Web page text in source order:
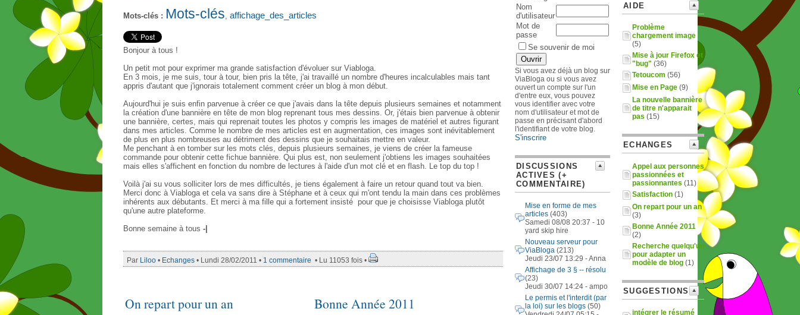
Mots-clés : Mots-clés affichage_des_articles
Bonjour à tous !
Un petit mot pour exprimer ma grande satisfaction d'évoluer sur Viabloga.
En 3 mois, je me suis, tour à tour, bien pris la tête, j'ai travaillé un nombre d'heures incalculables mais tant
appris d'autant que j'ignorais totalement comment créer un blog à mon début.
Aujourd'hui je suis enfin parvenue à créer ce que j'avais dans la tête depuis plusieurs semaines et notamment
la création d'une bannière en tête de mon blog reprenant tous mes dessins. Or, j'étais bien parvenue à obtenir
une bannière, certes, mais qui reprenait toutes les photos y compris les images de matériel et autres figurant
dans mes articles. Comme le nombre de mes articles est en augmentation, ces images sont inévitablement
de plus en plus nombreuses au détriment des dessins que je souhaitais mettre en valeur.
Me penchant à en tomber sur les mots clés, depuis plusieurs semaines, je viens de créer la fameuse
commande pour obtenir cette fichue bannière. Qui plus est, non seulement j'obtiens les images souhaitées
mais elles s'affichent en fonction du nombre de lectures à l'aide d'un mot clé et en flash. Le top du top !
Voilà j'ai su vous solliciter lors de mes difficultés, je tiens également à faire un retour quand tout va bien.
Merci donc à Viabloga et cela va sans dire à Stéphane et à ceux qui m'ont tendu la main dans ces problèmes
inhérents aux débutants. Et merci à ma fille qui a fortement insisté pour que je choisisse Viabloga plutôt
qu'une autre plateforme.
Bonne semaine à tous -|
Par Liloo • Echanges • Lundi 28/02/2011 • 1 commentaire • Lu 11053 fois •
On repart pour un an Bonne Année 2011
Nom
d'utilisateur
Mot de
passe
Se souvenir de moi
Si vous avez déjà un blog sur
ViaBloga ou si vous avez
ouvert un compte sur l'un
d'entre eux, vous pouvez
vous identifier avec votre
nom d'utilisateur et mot de
passe en précisant d'abord
l'identifiant de votre blog.
S'inscrire
DISCUSSIONS
ACTIVES (+
COMMENTAIRE)
Mise en forme de mes
articles (403)
Samedi 08/08 20:37 - 10
yard skip hire
Nouveau serveur pour
ViaBloga (213)
Jeudi 23/07 13:29 - Anna
Affichage de 3 § -- résolu
(23)
Jeudi 30/07 14:24 - ampo
Le permis et l'interdit (par
la loi) sur les blogs (50)
AIDE
Problème
chargement image
(5)
Mise à jour Firefox et
"bug" (36)
Tetoucom (56)
Mise en Page (9)
La nouvelle bannière
de titre n'apparait
pas (15)
ECHANGES
Appel aux personnes
passionnées et
passionnantes (11)
Satisfaction (1)
On repart pour un an
(3)
Bonne Année 2011
(2)
Recherche quelqu'un
pour adapter un
modèle de blog (1)
SUGGESTIONS
intégrer le résumé